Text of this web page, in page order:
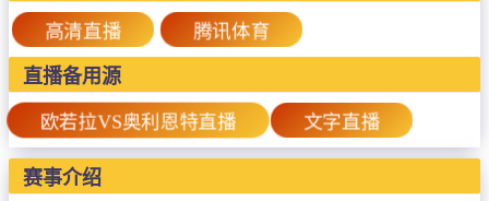
欧冠杯
中超
篮球直播
NBA
CBA
高清直播 腾讯体育
直播备用源
欧若拉VS奥利恩特直播 文字直播
赛事介绍